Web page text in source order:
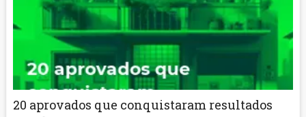
20 aprovados que conquistaram resultados